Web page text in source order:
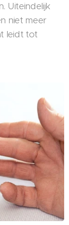
Uiteindelijk
niet meer
leidt tot